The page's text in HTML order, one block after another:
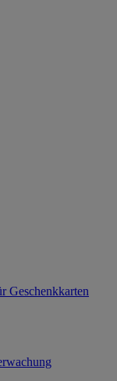
Geschenkkarten